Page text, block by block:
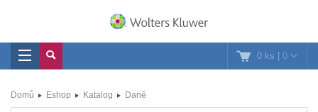
0 ks | 0
Domů Eshop Katalog Daně